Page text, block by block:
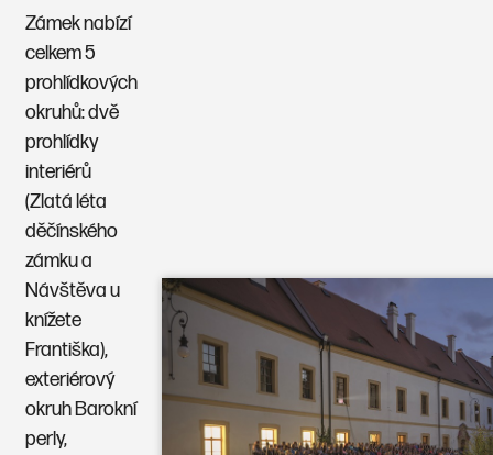
Zámek nabízí
celkem 5
prohlídkových
okruhů: dvě
prohlídky
interiérů
(Zlatá léta
děčínského
zámku a
Návštěva u
knížete
Františka),
exteriérový
okruh Barokní
perly,